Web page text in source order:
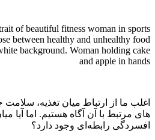
of beautiful fitness woman in sports
between healthy and unhealthy food
background. Woman holding cake
and apple in hands
اغلب ما از ارتباط میان تغذیه،
های مرتبط با آن آگاه هستیم. اما آیا
افسردگی رابطه‌ای وجود دارد؟